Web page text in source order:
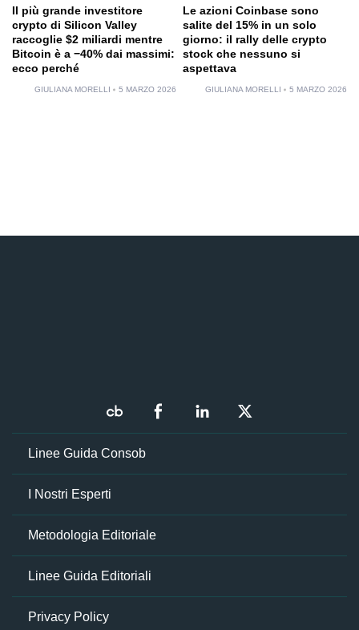
Il più grande investitore
crypto di Silicon Valley
raccoglie $2 miliardi mentre
Bitcoin è a −40% dai massimi:
ecco perché
GIULIANA MORELLI 5 MARZO 2026
Le azioni Coinbase sono
salite del 15% in un solo
giorno: il rally delle crypto
stock che nessuno si
aspettava
GIULIANA MORELLI 5 MARZO 2026
Linee Guida Consob
I Nostri Esperti
Metodologia Editoriale
Linee Guida Editoriali
Privacy Policy